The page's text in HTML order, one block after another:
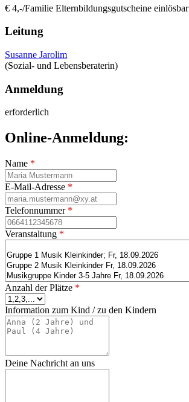
€ 4,-/Familie Elternbildungsgutscheine einlösbar
Leitung
Susanne Jarolim
(Sozial- und Lebensberaterin)
Anmeldung
erforderlich
Online-Anmeldung:
Name *
E-Mail-Adresse *
Telefonnummer *
Veranstaltung *
Anzahl der Plätze *
Information zum Kind / zu den Kindern
Deine Nachricht an uns